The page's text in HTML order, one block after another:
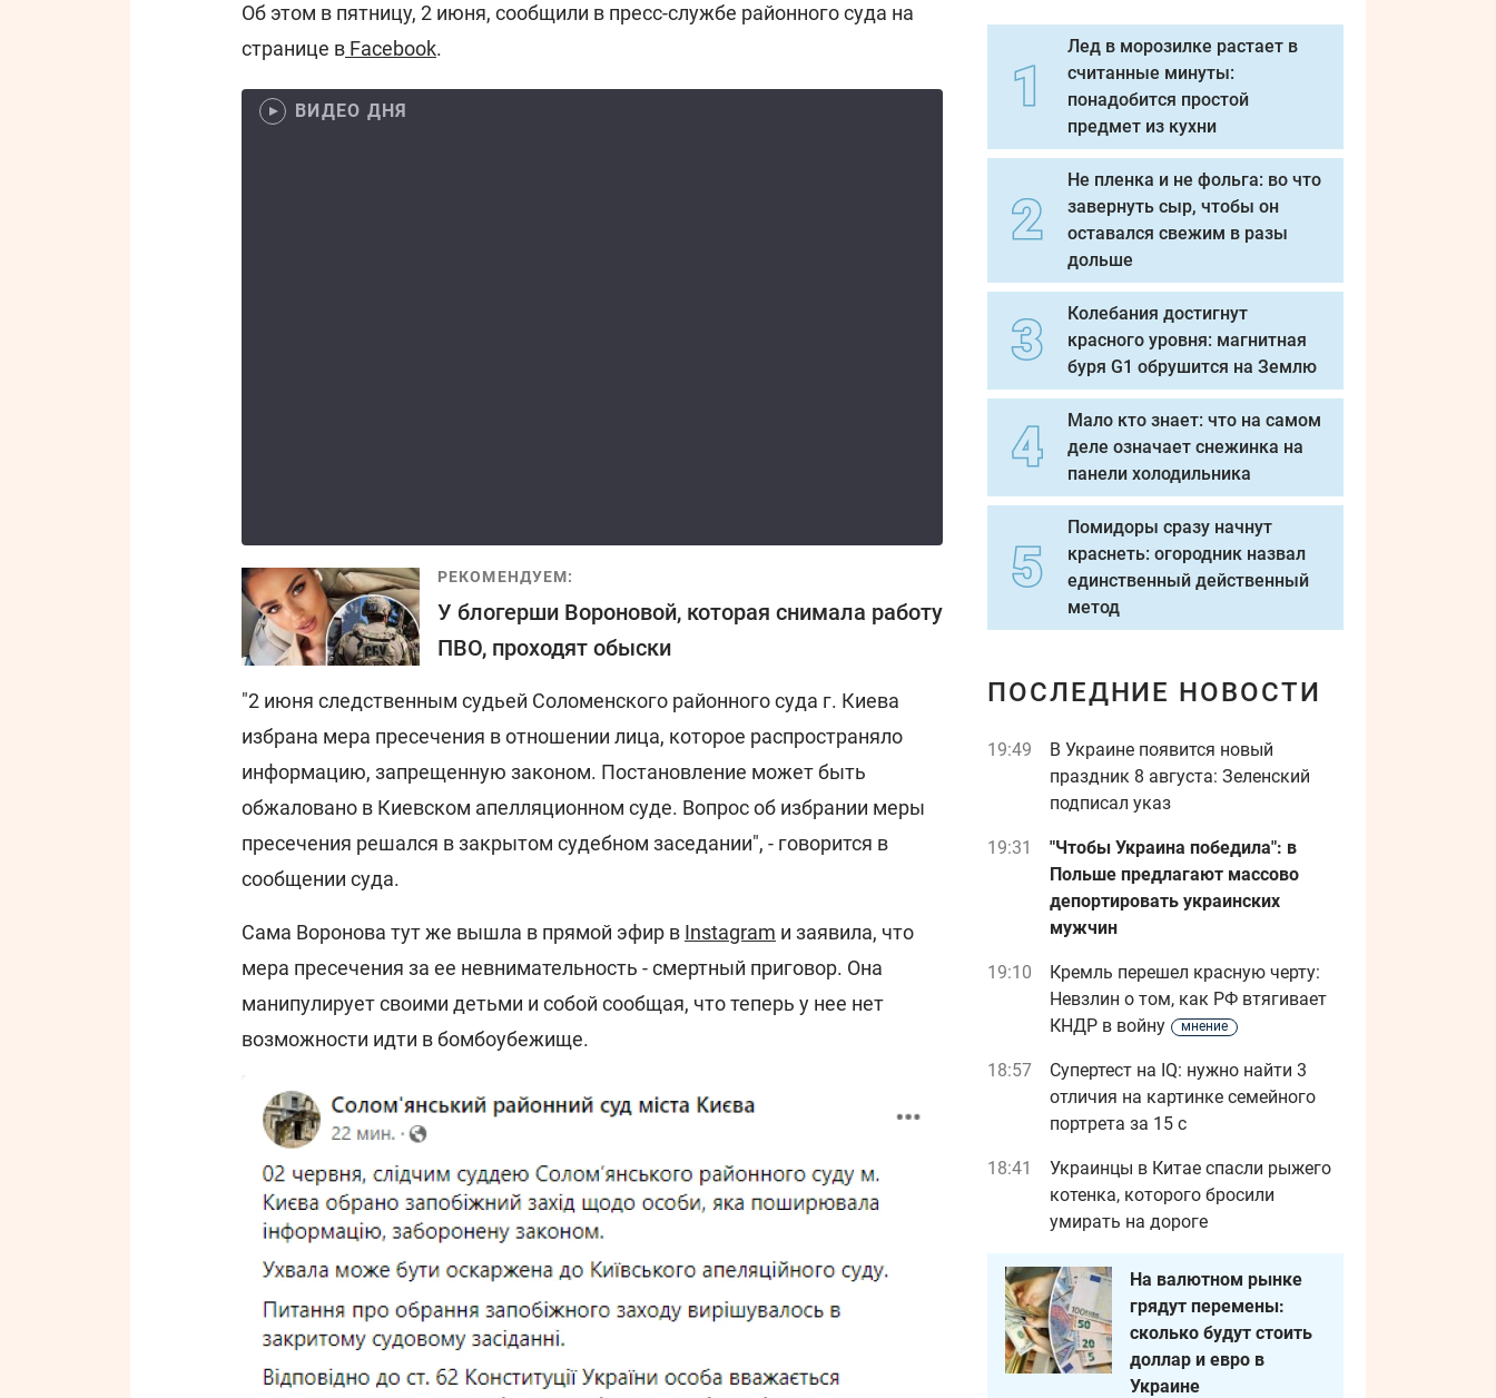
Об этом в пятницу, 2 июня, сообщили в пресс-службе районного суда на
странице в Facebook.
ВИДЕО ДНЯ
РЕКОМЕНДУЕМ:
У блогерши Вороновой, которая снимала работу
ПВО, проходят обыски
"2 июня следственным судьей Соломенского районного суда г. Киева
избрана мера пресечения в отношении лица, которое распространяло
информацию, запрещенную законом. Постановление может быть
обжаловано в Киевском апелляционном суде. Вопрос об избрании меры
пресечения решался в закрытом судебном заседании", - говорится в
сообщении суда.
Сама Воронова тут же вышла в прямой эфир в Instagram и заявила, что
мера пресечения за ее невнимательность - смертный приговор. Она
манипулирует своими детьми и собой сообщая, что теперь у нее нет
возможности идти в бомбоубежище.
Лед в морозилке растает в
считанные минуты:
понадобится простой
предмет из кухни
Не пленка и не фольга: во что
завернуть сыр, чтобы он
оставался свежим в разы
дольше
Колебания достигнут
красного уровня: магнитная
буря G1 обрушится на Землю
Мало кто знает: что на самом
деле означает снежинка на
панели холодильника
Помидоры сразу начнут
краснеть: огородник назвал
единственный действенный
метод
ПОСЛЕДНИЕ НОВОСТИ
19:49
В Украине появится новый
праздник 8 августа: Зеленский
подписал указ
19:31
"Чтобы Украина победила": в
Польше предлагают массово
депортировать украинских
мужчин
19:10
Кремль перешел красную черту:
Невзлин о том, как РФ втягивает
КНДР в войну
мнение
18:57
Супертест на IQ: нужно найти 3
отличия на картинке семейного
портрета за 15 с
18:41
Украинцы в Китае спасли рыжего
котенка, которого бросили
умирать на дороге
На валютном рынке
грядут перемены:
сколько будут стоить
доллар и евро в
Украине